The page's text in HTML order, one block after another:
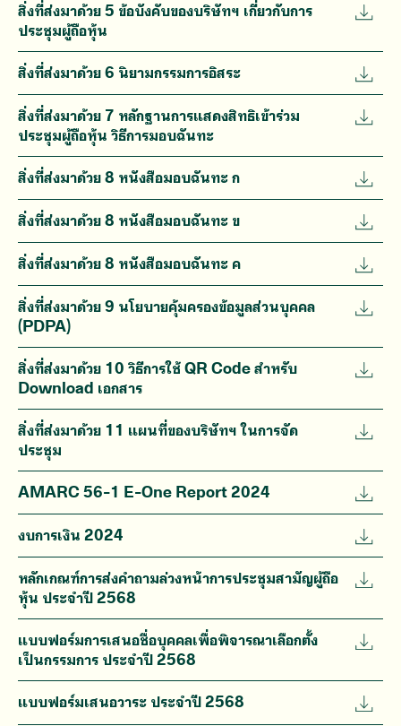
สิ่งที่ส่งมาด้วย 5 ข้อบังคับของบริษัทฯ เกี่ยวกับการ
ประชุมผู้ถือหุ้น
สิ่งที่ส่งมาด้วย 6 นิยามกรรมการอิสระ
สิ่งที่ส่งมาด้วย 7 หลักฐานการแสดงสิทธิเข้าร่วม
ประชุมผู้ถือหุ้น วิธีการมอบฉันทะ
สิ่งที่ส่งมาด้วย 8 หนังสือมอบฉันทะ ก
สิ่งที่ส่งมาด้วย 8 หนังสือมอบฉันทะ ข
สิ่งที่ส่งมาด้วย 8 หนังสือมอบฉันทะ ค
สิ่งที่ส่งมาด้วย 9 นโยบายคุ้มครองข้อมูลส่วนบุคคล
(PDPA)
สิ่งที่ส่งมาด้วย 10 วิธีการใช้ QR Code สำหรับ
Download เอกสาร
สิ่งที่ส่งมาด้วย 11 แผนที่ของบริษัทฯ ในการจัด
ประชุม
AMARC 56-1 E-One Report 2024
งบการเงิน 2024
หลักเกณฑ์การส่งคำถามล่วงหน้าการประชุมสามัญผู้ถือ
หุ้น ประจำปี 2568
แบบฟอร์มการเสนอชื่อบุคคลเพื่อพิจารณาเลือกตั้ง
เป็นกรรมการ ประจำปี 2568
แบบฟอร์มเสนอวาระ ประจำปี 2568